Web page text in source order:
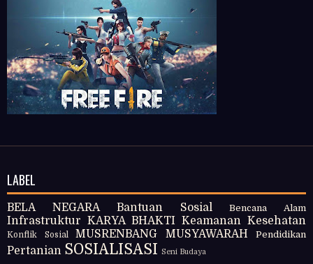
LABEL
BELA NEGARA Bantuan Sosial Bencana Alam
Infrastruktur KARYA BHAKTI Keamanan Kesehatan
Konflik Sosial MUSRENBANG MUSYAWARAH Pendidikan
Pertanian SOSIALISASI Seni Budaya